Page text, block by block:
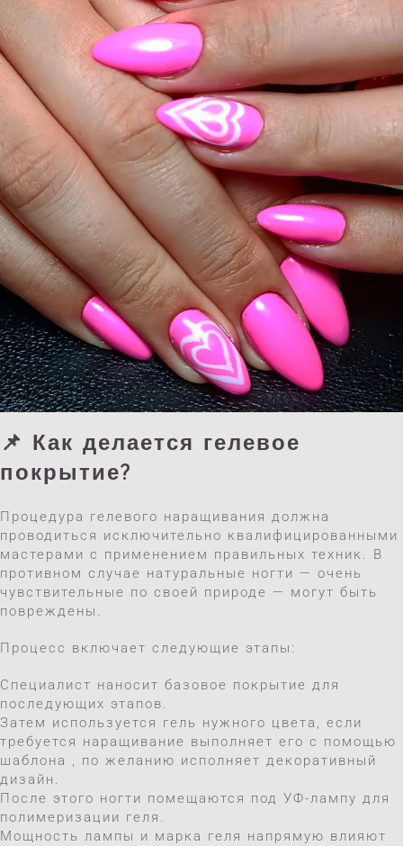
📌 Как делается гелевое
покрытие?
Процедура гелевого наращивания должна
проводиться исключительно квалифицированными
мастерами с применением правильных техник. В
противном случае натуральные ногти — очень
чувствительные по своей природе — могут быть
повреждены.
Процесс включает следующие этапы:
Специалист наносит базовое покрытие для
последующих этапов.
Затем используется гель нужного цвета, если
требуется наращивание выполняет его с помощью
шаблона , по желанию исполняет декоративный
дизайн.
После этого ногти помещаются под УФ-лампу для
полимеризации геля.
Мощность лампы и марка геля напрямую влияют